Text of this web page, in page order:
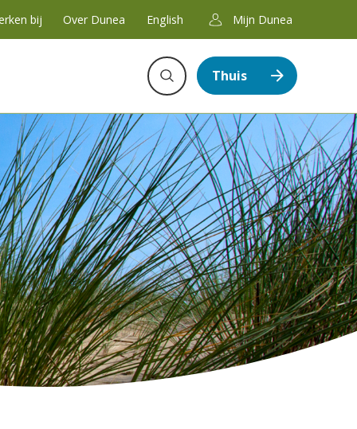
bij Over Dunea English Mijn Dunea
ZoekenThuis
Zoeken